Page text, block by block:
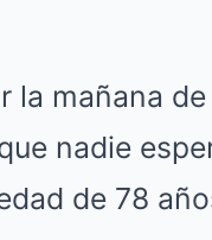
la mañana
nadie
de 78